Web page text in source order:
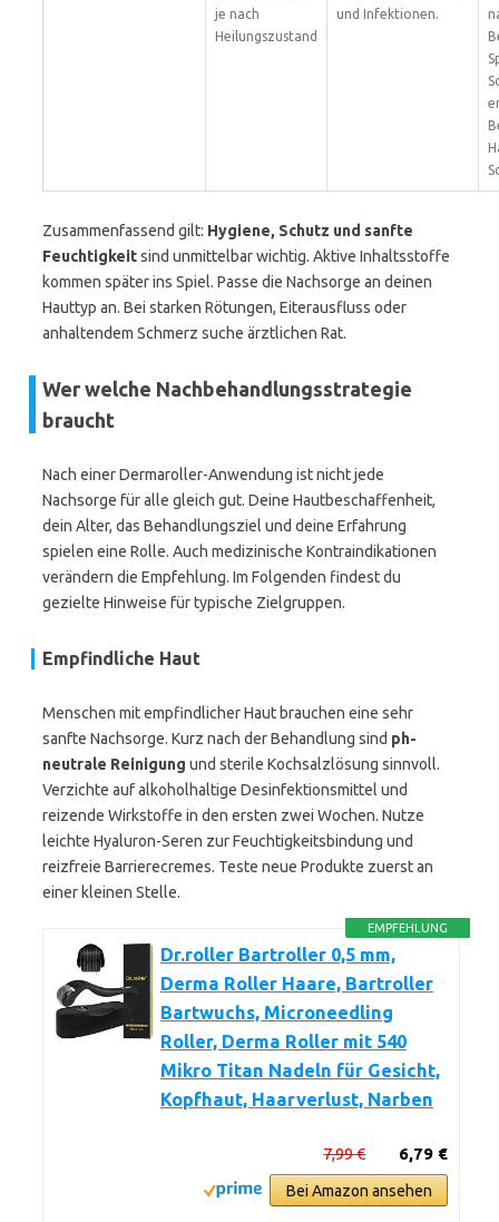
je nach
Heilungszustand
und Infektionen.
Zusammenfassend gilt: Hygiene, Schutz und sanfte
Feuchtigkeitsind unmittelbar wichtig. Aktive Inhaltsstoffe
kommen später ins Spiel. Passe die Nachsorge an deinen
Hauttyp an. Bei starken Rötungen, Eiterausfluss oder
anhaltendem Schmerz suche ärztlichen Rat.
Wer welche Nachbehandlungsstrategie
braucht
Nach einer Dermaroller-Anwendung ist nicht jede
Nachsorge für alle gleich gut. Deine Hautbeschaffenheit,
dein Alter, das Behandlungsziel und deine Erfahrung
spielen eine Rolle. Auch medizinische Kontraindikationen
verändern die Empfehlung. Im Folgenden findest du
gezielte Hinweise für typische Zielgruppen.
Empfindliche Haut
Menschen mit empfindlicher Haut brauchen eine sehr
sanfte Nachsorge. Kurz nach der Behandlung sind ph-
neutrale Reinigung und sterile Kochsalzlösung sinnvoll.
Verzichte auf alkoholhaltige Desinfektionsmittel und
reizende Wirkstoffe in den ersten zwei Wochen. Nutze
leichte Hyaluron-Seren zur Feuchtigkeitsbindung und
reizfreie Barrierecremes. Teste neue Produkte zuerst an
einer kleinen Stelle.
EMPFEHLUNG
Dr.roller Bartroller 0,5 mm,
Derma Roller Haare, Bartroller
Bartwuchs, Microneedling
Roller, Derma Roller mit 540
Mikro Titan Nadeln für Gesicht,
Kopfhaut, Haarverlust, Narben
6,79 €
7,99 €
Bei Amazon ansehen